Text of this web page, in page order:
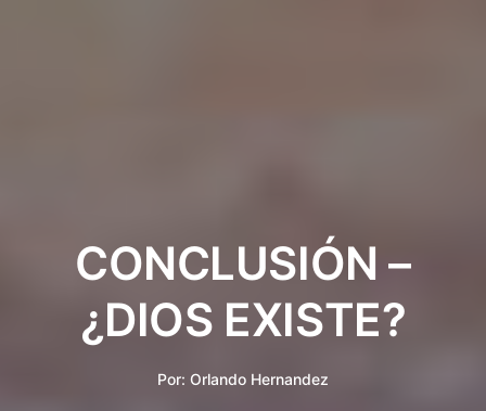
CONCLUSIÓN –
¿DIOS EXISTE?
Por: Orlando Hernandez